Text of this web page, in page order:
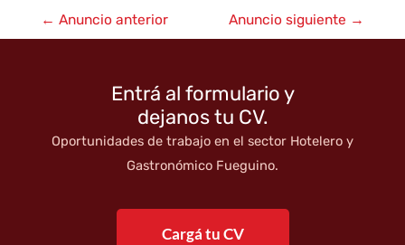
Navegación
de
← Anuncio anterior Anuncio siguiente →
Entrá al formulario y
dejanos tu CV.
Oportunidades de trabajo en el sector Hotelero y
Gastronómico Fueguino.
Cargá tu CV